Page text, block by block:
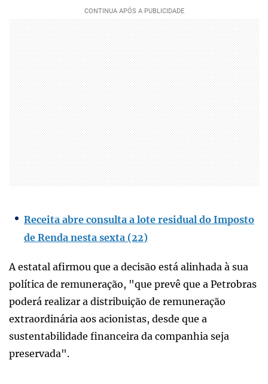
Receita abre consulta a lote residual do Imposto
de Renda nesta sexta (22)
A estatal afirmou que a decisão está alinhada à sua
política de remuneração, "que prevê que a Petrobras
poderá realizar a distribuição de remuneração
extraordinária aos acionistas, desde que a
sustentabilidade financeira da companhia seja
preservada".